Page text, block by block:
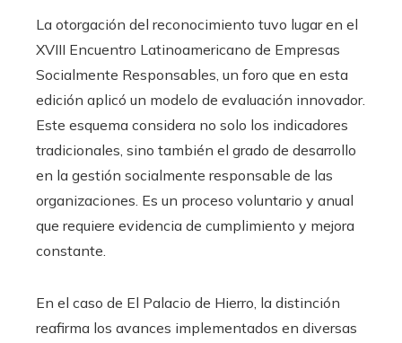
La otorgación del reconocimiento tuvo lugar en el
XVIII Encuentro Latinoamericano de Empresas
Socialmente Responsables, un foro que en esta
edición aplicó un modelo de evaluación innovador.
Este esquema considera no solo los indicadores
tradicionales, sino también el grado de desarrollo
en la gestión socialmente responsable de las
organizaciones. Es un proceso voluntario y anual
que requiere evidencia de cumplimiento y mejora
constante.
En el caso de El Palacio de Hierro, la distinción
reafirma los avances implementados en diversas